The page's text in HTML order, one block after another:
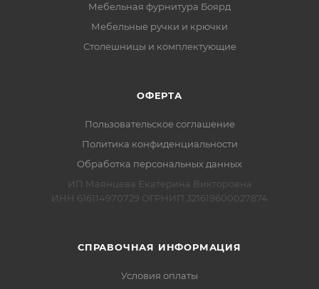
Мебельная фурнитура Боярд
Мебельные ручки и крючки
Столешницы и комплектующие
ОФЕРТА
Пользовательское соглашение
Политика конфиденциальности
Обработка персональных данных
ИП Маянцева Екатерина Викторовна
ИНН 616114970729 ОГРНИП 321619600027874
СПРАВОЧНАЯ ИНФОРМАЦИЯ
Условия оплаты